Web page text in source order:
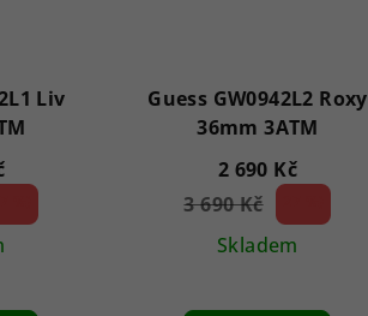
Liv
Guess GW0942L2 Roxy
36mm 3ATM
2 690 Kč
3 690 Kč
Skladem